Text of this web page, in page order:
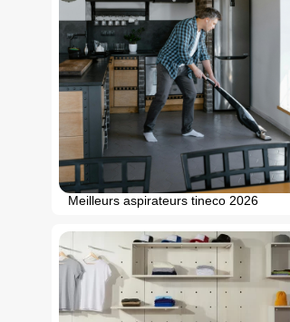
Meilleurs aspirateurs tineco 2026